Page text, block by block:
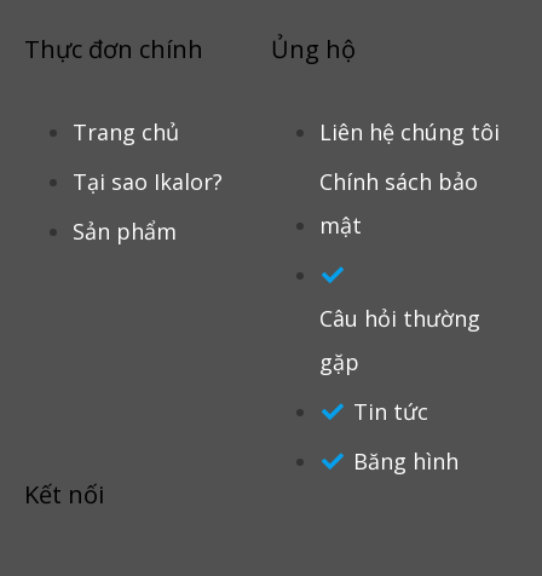
Thực đơn chính
Trang chủ
Tại sao Ikalor?
Sản phẩm
Ủng hộ
Liên hệ chúng tôi
Chính sách bảo
mật
Câu hỏi thường
gặp
Tin tức
Băng hình
Kết nối